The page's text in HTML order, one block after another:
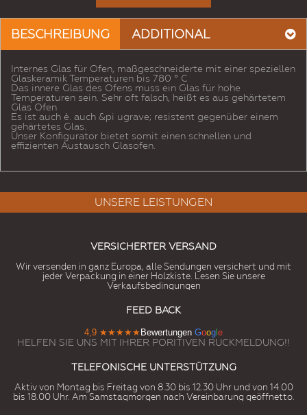
BESCHREIBUNG ADDITIONAL
Internes Glas für Ofen, maßgeschneiderte mit einer speziellen
Glaskeramik Temperaturen bis 780 ° C
Das innere Glas des Ofens muss ein Glas für hohe
Temperaturen sein. Sehr oft falsch, heißt es aus gehärtetem
Glas Ofen
Es ist auch è. auch &pi ugrave; resistent gegenüber einem
gehärtetes Glas.
Unser Konfigurator bietet somit einen schnellen und
effizienten Austausch Glasofen.
UNSERE LEISTUNGEN
VERSICHERTER VERSAND
Wir versenden in ganz Europa, alle Sendungen versichert und mit
jeder Verpackung in einer Holzkiste. Lesen Sie unsere
Verkaufsbedingungen
FEED BACK
4,9 ★★★★★ Bewertungen Goog e
HELFEN SIE UNS MIT IHRER PORITIVEN RUCKMELDUNG!!
TELEFONISCHE UNTERSTÜTZUNG
Aktiv von Montag bis Freitag von 8.30 bis 12.30 Uhr und von 14.00
bis 18.00 Uhr. Am Samstagmorgen nach Vereinbarung geöffnetto.